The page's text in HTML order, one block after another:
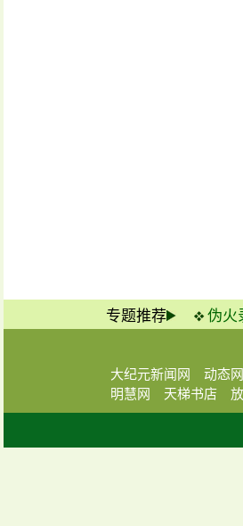
专题推荐 伪火
大纪元新闻网 动态网
明慧网
天梯书店